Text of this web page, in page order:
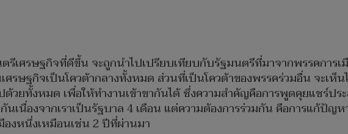
รีเศรษฐกิจที่ดีขึ้น จะถูกนำไปเปรียบเทียบกับรัฐมนตรีที่มาจากพรรคการเ
ศรษฐกิจเป็นโควต้ากลางทั้งหมด ส่วนที่เป็นโควต้าของพรรคร่วมอื่น จะเ
ด้วยทั้งหมด เพื่อให้ทำงานเข้าขากันได้ ซึ่งความสำคัญคือการพูดคุยแชร์ป
นเนื่องจากเราเป็นรัฐบาล 4 เดือน แต่ความต้องการร่วมกัน คือการแก้ปัญ
องหนึ่งเหมือนเช่น 2 ปีที่ผ่านมา